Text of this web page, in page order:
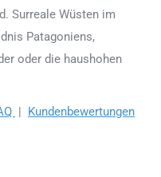
Surreale Wüsten im
Patagoniens,
oder die haushohen
| Kundenbewertungen